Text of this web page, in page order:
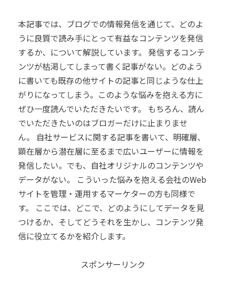
本記事では、ブログでの情報発信を通じて、どのよ
うに良質で読み手にとって有益なコンテンツを発信
するか、について解説しています。 発信するコンテ
ンツが枯渇してしまって書く記事がない。 どのよう
に書いても既存の他サイトの記事と同じような仕上
がりになってしまう。 このような悩みを抱える方に
ぜひ一度読んでいただきたいです。
もちろん、読ん
でいただきたいのはブロガーだけに止まりませ
ん。
自社サービスに関する記事を書いて、明確層、
顕在層から潜在層に至るまで広いユーザーに情報を
発信したい。でも、自社オリジナルのコンテンツや
データがない。
こういった悩みを抱える会社のWeb
サイトを管理・運用するマーケターの方も同様で
す。
ここでは、どこで、どのようにしてデータを見
つけるか、そしてどうそれを生かし、コンテンツ発
信に役立てるかを紹介します。
スポンサーリンク